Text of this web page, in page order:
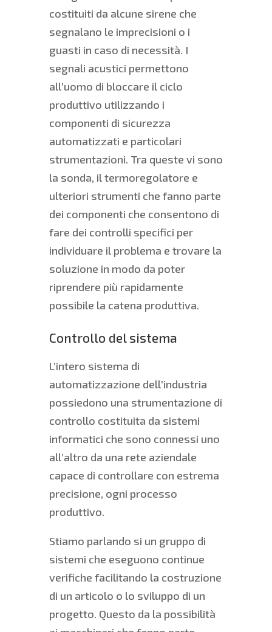
costituiti da alcune sirene che
segnalano le imprecisioni o i
guasti in caso di necessità. I
segnali acustici permettono
all’uomo di bloccare il ciclo
produttivo utilizzando i
componenti di sicurezza
automatizzati e particolari
strumentazioni. Tra queste vi sono
la sonda, il termoregolatore e
ulteriori strumenti che fanno parte
dei componenti che consentono di
fare dei controlli specifici per
individuare il problema e trovare la
soluzione in modo da poter
riprendere più rapidamente
possibile la catena produttiva.
Controllo del sistema
L’intero sistema di
automatizzazione dell’industria
possiedono una strumentazione di
controllo costituita da sistemi
informatici che sono connessi uno
all’altro da una rete aziendale
capace di controllare con estrema
precisione, ogni processo
produttivo.
Stiamo parlando si un gruppo di
sistemi che eseguono continue
verifiche facilitando la costruzione
di un articolo o lo sviluppo di un
progetto. Questo da la possibilità